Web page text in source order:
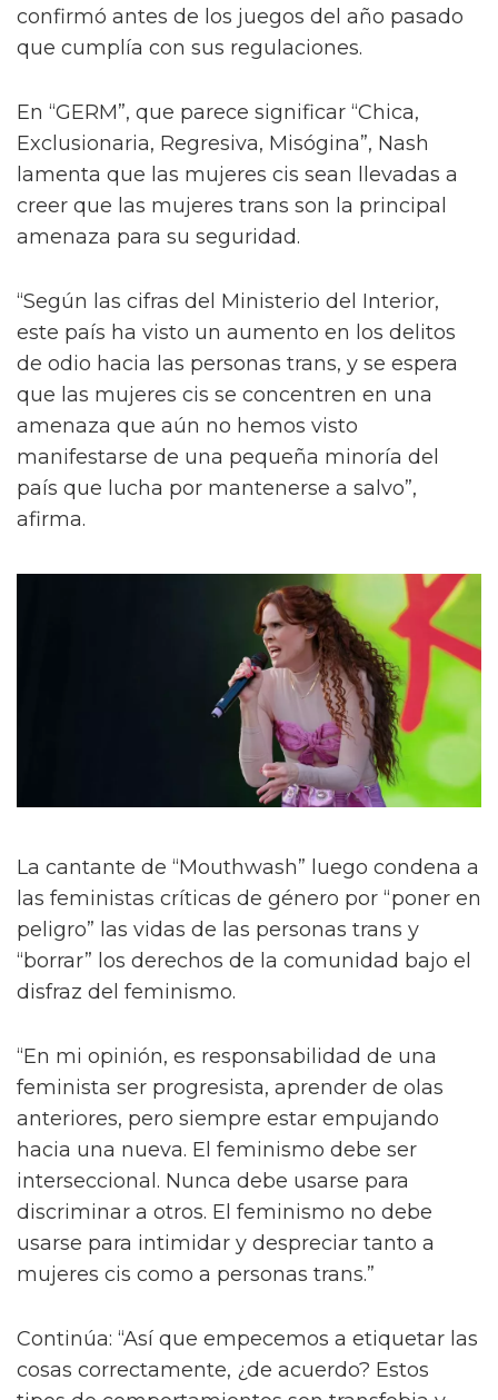
confirmó antes de los juegos del año pasado
que cumplía con sus regulaciones.
En “GERM”, que parece significar “Chica,
Exclusionaria, Regresiva, Misógina”, Nash
lamenta que las mujeres cis sean llevadas a
creer que las mujeres trans son la principal
amenaza para su seguridad.
“Según las cifras del Ministerio del Interior,
este país ha visto un aumento en los delitos
de odio hacia las personas trans, y se espera
que las mujeres cis se concentren en una
amenaza que aún no hemos visto
manifestarse de una pequeña minoría del
país que lucha por mantenerse a salvo”,
afirma.
La cantante de “Mouthwash” luego condena a
las feministas críticas de género por “poner en
peligro” las vidas de las personas trans y
“borrar” los derechos de la comunidad bajo el
disfraz del feminismo.
“En mi opinión, es responsabilidad de una
feminista ser progresista, aprender de olas
anteriores, pero siempre estar empujando
hacia una nueva. El feminismo debe ser
interseccional. Nunca debe usarse para
discriminar a otros. El feminismo no debe
usarse para intimidar y despreciar tanto a
mujeres cis como a personas trans.”
Continúa: “Así que empecemos a etiquetar las
cosas correctamente, ¿de acuerdo? Estos